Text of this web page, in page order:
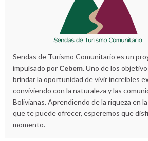
Sendas de Turismo Comunitario es un
impulsado por Cebem. Uno de los
brindar la oportunidad de vivir increíbles
conviviendo con la naturaleza y las
Bolivianas. Aprendiendo de la riqueza en
que te puede ofrecer, esperemos que
momento.